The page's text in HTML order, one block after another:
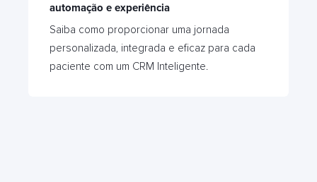
automação e experiência
Saiba como proporcionar uma jornada
personalizada, integrada e eficaz para cada
paciente com um CRM Inteligente.